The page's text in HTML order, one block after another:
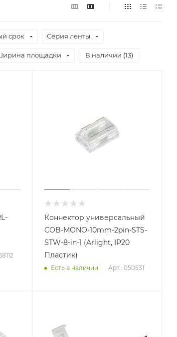
срок Серия ленты
площадки В наличии (13)
Коннектор универсальный
COB-MONO-10mm-2pin-STS-
STW-8-in-1 (Arlight, IP20
Пластик)
Есть в наличии Арт.: 050531